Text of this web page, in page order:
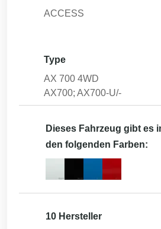
ACCESS
Type
AX 700 4WD
AX700; AX700-U/-
Dieses Fahrzeug gibt es
den folgenden Farben:
10 Hersteller